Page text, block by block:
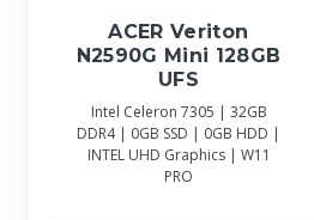
ACER Veriton
N2590G Mini 128GB
UFS
Intel Celeron 7305 | 32GB
DDR4 | 0GB SSD | 0GB HDD |
INTEL UHD Graphics | W11
PRO